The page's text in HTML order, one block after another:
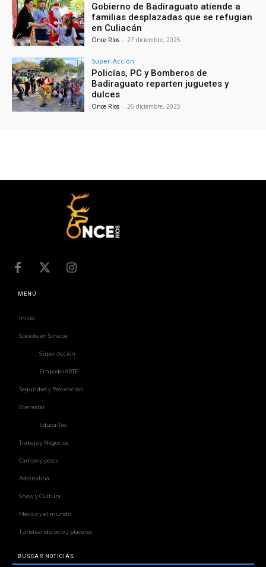
Gobierno de Badiraguato atiende a
familias desplazadas que se refugian
en Culiacán
Once Ríos - 27 diciembre, 2025
Súper-Acción
Policías, PC y Bomberos de
Badiraguato reparten juguetes y
dulces
Once Ríos - 26 diciembre, 2025
MENÚ
Inicio
Sucede en Sinaloa
Súper-Acción
EmpoderARTE
Seguridad y Prevención
Bienestar
Educa-Tec
Trabajo y Negocios
Campo y pesca
Adrenalina
Show y Cultura
México y el mundo
Turisteando, ocio y placeres
BUSCAR NOTICIAS